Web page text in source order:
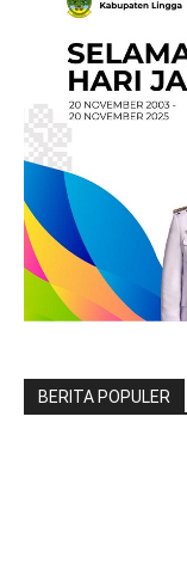
BERITA POPULER